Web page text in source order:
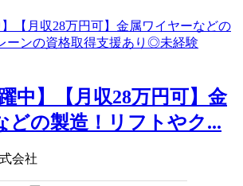
躍中】【月収28万円可】金
どの製造！リフトやク...
会社